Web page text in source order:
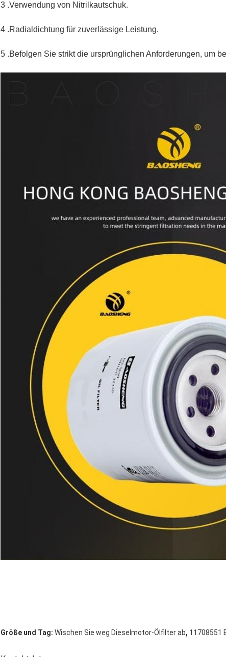
3 .Verwendung von Nitrilkautschuk.
4 .Radialdichtung für zuverlässige Leistung.
5 .Befolgen Sie strikt die ursprünglichen Anforderungen, um
Größe und Tag: Wischen Sie weg Dieselmotor-Ölfilter ab, 11708551